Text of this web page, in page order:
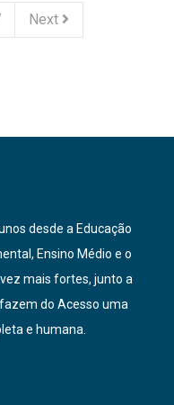
Next
desde a Educação
Ensino Médio e o
mais fortes, junto a
do Acesso uma
e humana.